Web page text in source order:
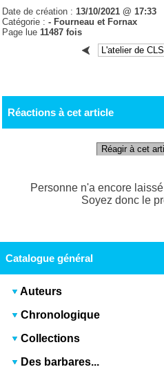
Date de création :13/10/2021 @ 17:33
Catégorie :- Fourneau et Fornax
Page lue11487 fois
Réactions à cet article
Réagir à cet
Personne n'a encore
Soyez donc le
Catalogue général
Auteurs
Chronologique
Collections
Des barbares...